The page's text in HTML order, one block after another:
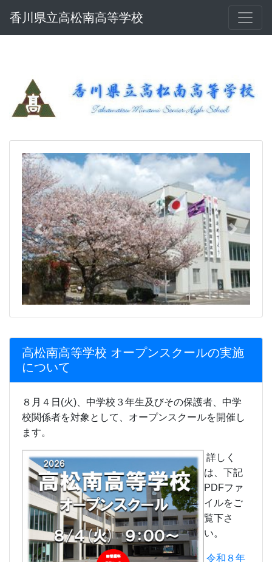
香川県立高松南高等学校
Previous
高松南高等学校 オープンスクールの実施
について
８月４日(火)、中学校３年生及びその保護者、中学
校関係者を対象として、オープンスクールを開催し
ます。
詳しく
は、下記
PDFファ
イルをご
い。
令和８年
度高松南
オープン
スクール
（チラ
シ）.pdf
令和８年
度高松南
高等学校